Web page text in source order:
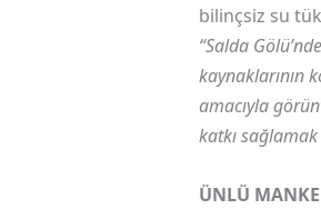
bilinçsiz su
“Salda
kaynaklarının
amacıyla
katkı
ÜNLÜ